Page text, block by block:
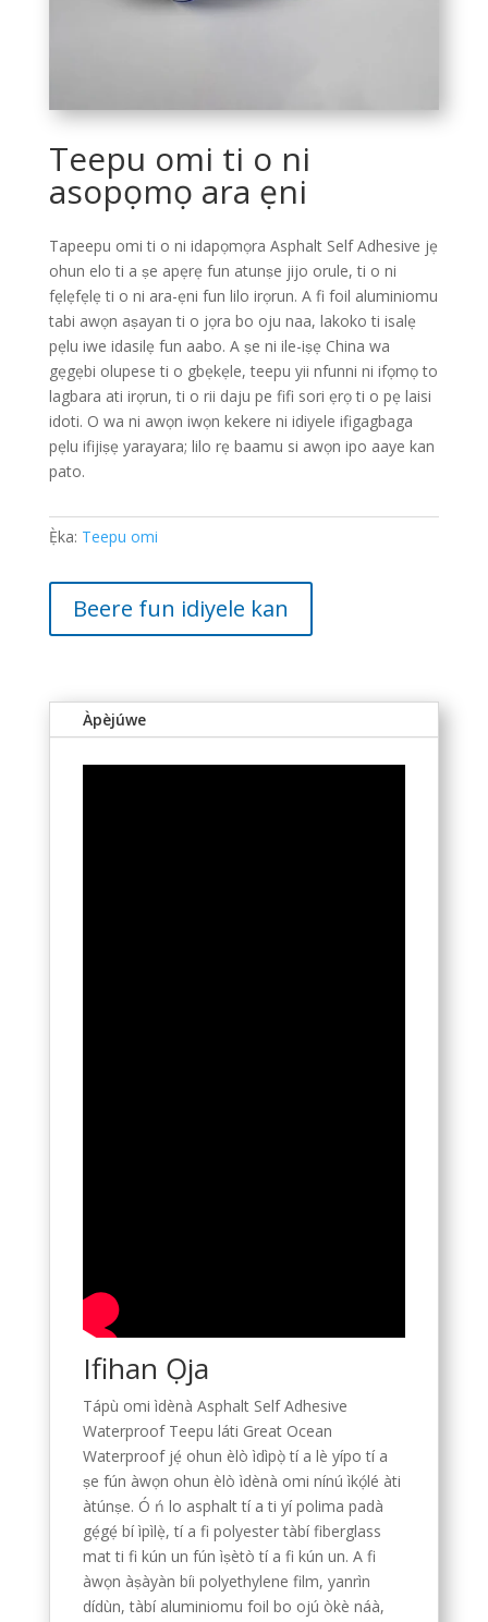
Teepu omi ti o ni
asopọmọ ara ẹni
Tapeepu omi ti o ni idapọmọra Asphalt Self Adhesive jẹ
ohun elo ti a ṣe apẹrẹ fun atunṣe jijo orule, ti o ni
fẹlẹfẹlẹ ti o ni ara-ẹni fun lilo irọrun. A fi foil aluminiomu
tabi awọn aṣayan ti o jọra bo oju naa, lakoko ti isalẹ
pẹlu iwe idasilẹ fun aabo. A ṣe ni ile-iṣẹ China wa
gẹgẹbi olupese ti o gbẹkẹle, teepu yii nfunni ni ifọmọ to
lagbara ati irọrun, ti o rii daju pe fifi sori ẹrọ ti o pẹ laisi
idoti. O wa ni awọn iwọn kekere ni idiyele ifigagbaga
pẹlu ifijiṣẹ yarayara; lilo rẹ baamu si awọn ipo aaye kan
pato.
Ẹ̀ka: Teepu omi
Beere fun idiyele kan
Àpèjúwe
Ifihan Ọja
Tápù omi ìdènà Asphalt Self Adhesive
Waterproof Teepu láti Great Ocean
Waterproof jẹ́ ohun èlò ìdìpọ̀ tí a lè yípo tí a
ṣe fún àwọn ohun èlò ìdènà omi nínú ìkọ́lé àti
àtúnṣe. Ó ń lo asphalt tí a ti yí polima padà
gẹ́gẹ́ bí ìpìlẹ̀, tí a fi polyester tàbí fiberglass
mat ti fi kún un fún ìṣètò tí a fi kún un. A fi
àwọn àṣàyàn bíi polyethylene film, yanrìn
dídùn, tàbí aluminiomu foil bo ojú òkè náà,